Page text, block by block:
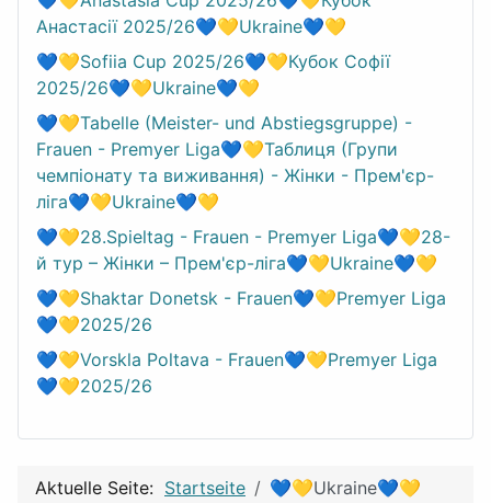
Анастасії 2025/26💙💛Ukraine💙💛
💙💛Sofiia Cup 2025/26💙💛Кубок Софії
2025/26💙💛Ukraine💙💛
💙💛Tabelle (Meister- und Abstiegsgruppe) -
Frauen - Premyer Liga💙💛Таблиця (Групи
чемпіонату та виживання) - Жінки - Прем'єр-
ліга💙💛Ukraine💙💛
💙💛28.Spieltag - Frauen - Premyer Liga💙💛28-
й тур – Жінки – Прем'єр-ліга💙💛Ukraine💙💛
💙💛Shaktar Donetsk - Frauen💙💛Premyer Liga
💙💛2025/26
💙💛Vorskla Poltava - Frauen💙💛Premyer Liga
💙💛2025/26
Aktuelle Seite: Startseite 💙💛Ukraine💙💛